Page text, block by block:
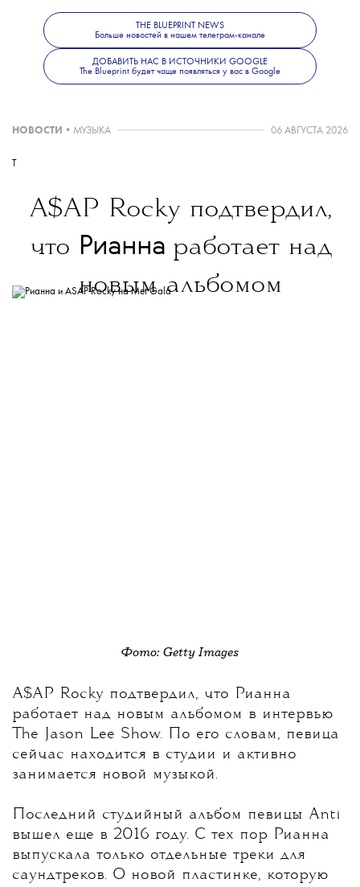
THE BLUEPRINT NEWS
Больше новостей в нашем телеграм-канале
ДОБАВИТЬ НАС В ИСТОЧНИКИ GOOGLE
The Blueprint будет чаще появляться у вас в Google
НОВОСТИ • МУЗЫКА 06 АВГУСТА 2026
T
A$AP Rocky подтвердил,
что Рианна работает над
новым альбомом
Фото: Getty Images
A$AP Rocky подтвердил, что Рианна
работает над новым альбомом в интервью
The Jason Lee Show. По его словам, певица
сейчас находится в студии и активно
занимается новой музыкой.
Последний студийный альбом певицы Anti
вышел еще в 2016 году. С тех пор Рианна
выпускала только отдельные треки для
саундтреков. О новой пластинке, которую